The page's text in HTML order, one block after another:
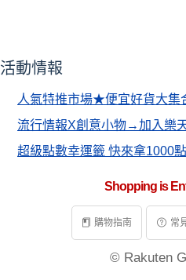
活動情報
人氣特推市場★便宜好貨大集
流行情報X創意小物→加入樂
超級點數幸運籤 快來拿1000
Shopping is
購物指南 常
© Rakuten